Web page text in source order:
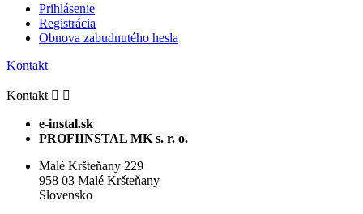
Prihlásenie
Registrácia
Obnova zabudnutého hesla
Kontakt
Kontakt  
e-instal.sk
PROFIINSTAL MK s. r. o.
Malé Kršteňany 229
958 03 Malé Kršteňany
Slovensko